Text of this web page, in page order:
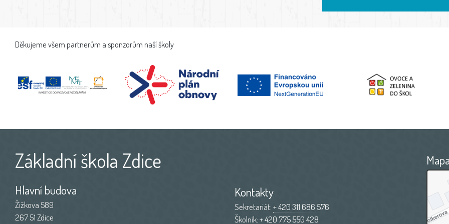
Děkujeme všem partnerům a sponzorům naší školy
Základní škola Zdice
Hlavní budova
Žižkova 589
267 51 Zdice
Kontakty
Sekretariát:+ 420 311 686 576
Školník:+ 420 775 550 428